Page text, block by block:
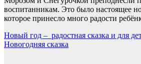
воспитанникам. Это было настоящее
которое принесло много радости
Навигация
по
Новый год – радостная сказка и для
Новогодняя сказка